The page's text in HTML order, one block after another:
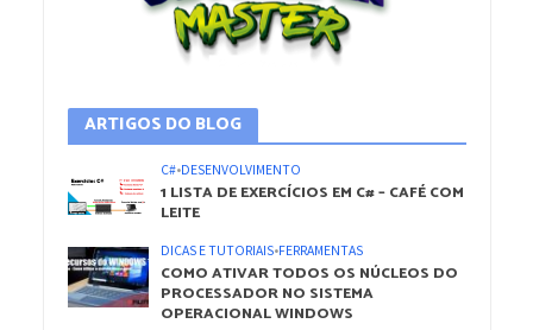
ARTIGOS DO BLOG
C#•DESENVOLVIMENTO
1 LISTA DE EXERCÍCIOS EM C# – CAFÉ COM
LEITE
DICAS E TUTORIAIS•FERRAMENTAS
COMO ATIVAR TODOS OS NÚCLEOS DO
PROCESSADOR NO SISTEMA
OPERACIONAL WINDOWS